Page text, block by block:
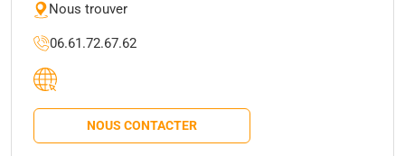
Nous trouver
06.61.72.67.62
NOUS CONTACTER